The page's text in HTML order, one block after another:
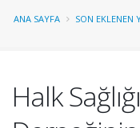
ANA SAYFA SON EKLENEN
Halk